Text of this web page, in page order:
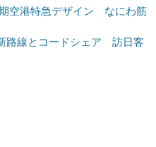
空港特急デザイン なにわ筋
路線とコードシェア 訪日客